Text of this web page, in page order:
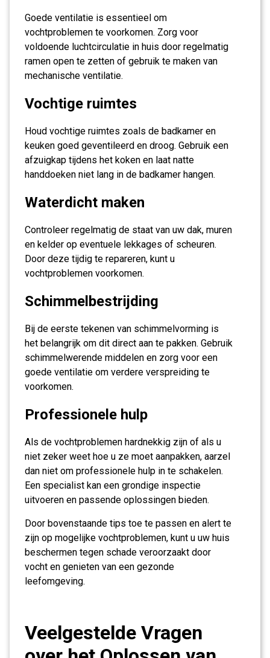
Goede ventilatie is essentieel om
vochtproblemen te voorkomen. Zorg voor
voldoende luchtcirculatie in huis door regelmatig
ramen open te zetten of gebruik te maken van
mechanische ventilatie.
Vochtige ruimtes
Houd vochtige ruimtes zoals de badkamer en
keuken goed geventileerd en droog. Gebruik een
afzuigkap tijdens het koken en laat natte
handdoeken niet lang in de badkamer hangen.
Waterdicht maken
Controleer regelmatig de staat van uw dak, muren
en kelder op eventuele lekkages of scheuren.
Door deze tijdig te repareren, kunt u
vochtproblemen voorkomen.
Schimmelbestrijding
Bij de eerste tekenen van schimmelvorming is
het belangrijk om dit direct aan te pakken. Gebruik
schimmelwerende middelen en zorg voor een
goede ventilatie om verdere verspreiding te
voorkomen.
Professionele hulp
Als de vochtproblemen hardnekkig zijn of als u
niet zeker weet hoe u ze moet aanpakken, aarzel
dan niet om professionele hulp in te schakelen.
Een specialist kan een grondige inspectie
uitvoeren en passende oplossingen bieden.
Door bovenstaande tips toe te passen en alert te
zijn op mogelijke vochtproblemen, kunt u uw huis
beschermen tegen schade veroorzaakt door
vocht en genieten van een gezonde
leefomgeving.
Veelgestelde Vragen